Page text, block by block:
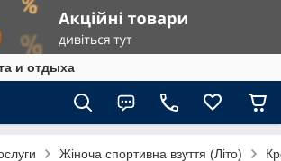
и отдыха
Жіноча спортивна взуття (Літо)